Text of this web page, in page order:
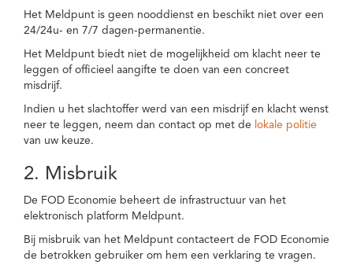
Het Meldpunt is geen nooddienst en beschikt niet over een
24/24u- en 7/7 dagen-permanentie.
Het Meldpunt biedt niet de mogelijkheid om klacht neer te
leggen of officieel aangifte te doen van een concreet
misdrijf.
Indien u het slachtoffer werd van een misdrijf en klacht wenst
neer te leggen, neem dan contact op met de lokale politie
van uw keuze.
2. Misbruik
De FOD Economie beheert de infrastructuur van het
elektronisch platform Meldpunt.
Bij misbruik van het Meldpunt contacteert de FOD Economie
de betrokken gebruiker om hem een verklaring te vragen.